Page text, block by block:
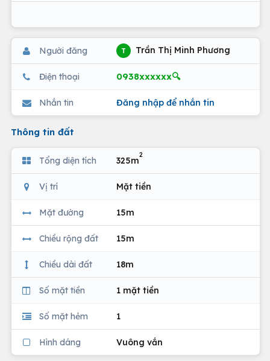
Người đăng T Trần Thị Minh Phương
Điện thoại 0938xxxxxx🔍
Nhắn tin Đăng nhập để nhắn tin
Thông tin đất
Tổng diện tích 325m
2
Vị trí Mặt tiền
Mặt đường 15m
Chiều rộng đất 15m
Chiều dài đất 18m
Số mặt tiền 1 mặt tiền
Số mặt hẻm 1
Hình dáng Vuông vắn